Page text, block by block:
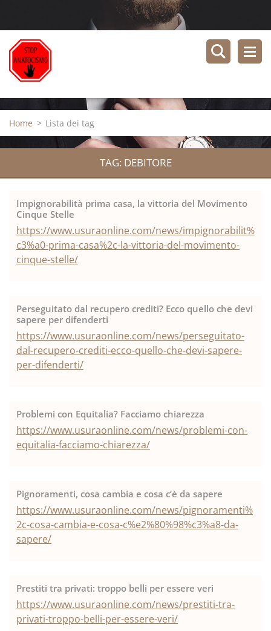
Home > Lista dei tag
TAG: DEBITORE
Impignorabilità prima casa, la vittoria del Movimento
Cinque Stelle
https://www.usuraonline.com/news/impignorabilit%
c3%a0-prima-casa%2c-la-vittoria-del-movimento-
cinque-stelle/
Perseguitato dal recupero crediti? Ecco quello che devi
sapere per difenderti
https://www.usuraonline.com/news/perseguitato-
dal-recupero-crediti-ecco-quello-che-devi-sapere-
per-difenderti/
Problemi con Equitalia? Facciamo chiarezza
https://www.usuraonline.com/news/problemi-con-
equitalia-facciamo-chiarezza/
Pignoramenti, cosa cambia e cosa c‘è da sapere
https://www.usuraonline.com/news/pignoramenti%
2c-cosa-cambia-e-cosa-c%e2%80%98%c3%a8-da-
sapere/
Prestiti tra privati: troppo belli per essere veri
https://www.usuraonline.com/news/prestiti-tra-
privati-troppo-belli-per-essere-veri/